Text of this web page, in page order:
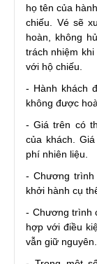
họ tên của
chiếu. Vé sẽ
hoàn, không
trách nhiệm
với hộ chiếu.
- Hành khách
không được
- Giá trên có
của khách.
phí nhiên liệu.
- Chương
khởi hành cụ
- Chương trình
hợp với điều
vẫn giữ nguyên.